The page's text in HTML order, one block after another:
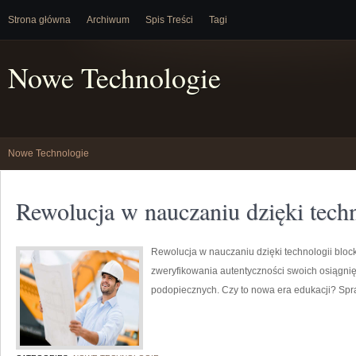
Strona główna Archiwum Spis Treści Tagi
Nowe Technologie
Nowe Technologie
Rewolucja w nauczaniu dzięki
Rewolucja w nauczaniu dzięki technologii
zweryfikowania autentyczności swoich
podopiecznych. Czy to nowa era edukacji?